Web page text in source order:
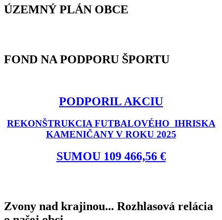
ÚZEMNÝ PLÁN OBCE
FOND NA PODPORU ŠPORTU
PODPORIL AKCIU
REKONŠTRUKCIA FUTBALOVÉHO IHRISKA
KAMENIČANY V ROKU 2025
SUMOU 109 466,56 €
Zvony nad krajinou... Rozhlasová relácia